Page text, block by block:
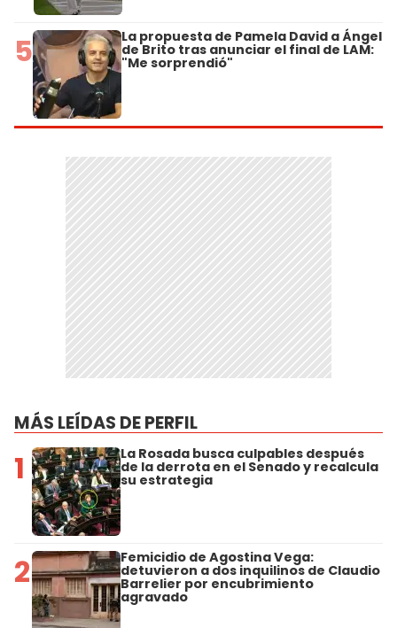
5 La propuesta de Pamela David a Ángel
de Brito tras anunciar el final de LAM:
"Me sorprendió"
MÁS LEÍDAS DE PERFIL
1 La Rosada busca culpables después
de la derrota en el Senado y recalcula
su estrategia
2 Femicidio de Agostina Vega:
detuvieron a dos inquilinos de Claudio
Barrelier por encubrimiento
agravado